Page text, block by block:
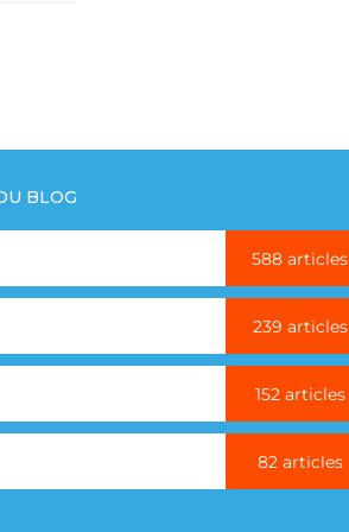
BLOG
588 articles
239 articles
152 articles
82 articles